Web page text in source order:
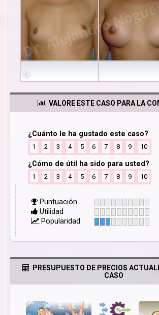
VALORE ESTE CASO PARA LA
¿Cuánto le ha gustado este caso?
1 2 3 4 5 6 7 8 9 10
¿Cómo de útil ha sido para usted?
1 2 3 4 5 6 7 8 9 10
Puntuación
Utilidad
Popularidad
PRESUPUESTO DE PRECIOS
CASO